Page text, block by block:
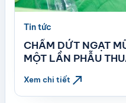
Tin tức
CHẤM DỨT NGẠT
MỘT LẦN PHẪU
Xem chi tiết north_east